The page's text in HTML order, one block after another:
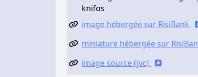
knifos
image hébergée sur RisiBank
miniature hébergée sur
image source (jvc)